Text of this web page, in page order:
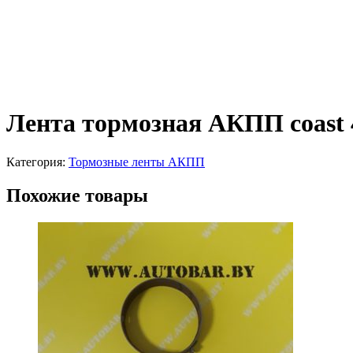
Лента тормозная АКПП coast
Категория: Тормозные ленты АКПП
Похожие товары